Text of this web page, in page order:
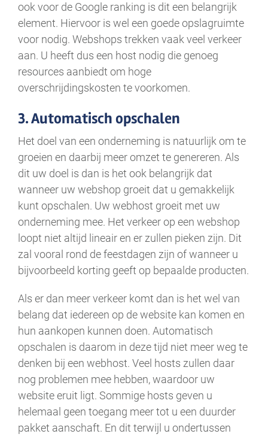
ook voor de Google ranking is dit een belangrijk
element. Hiervoor is wel een goede opslagruimte
voor nodig. Webshops trekken vaak veel verkeer
aan. U heeft dus een host nodig die genoeg
resources aanbiedt om hoge
overschrijdingskosten te voorkomen.
3. Automatisch opschalen
Het doel van een onderneming is natuurlijk om te
groeien en daarbij meer omzet te genereren. Als
dit uw doel is dan is het ook belangrijk dat
wanneer uw webshop groeit dat u gemakkelijk
kunt opschalen. Uw webhost groeit met uw
onderneming mee. Het verkeer op een webshop
loopt niet altijd lineair en er zullen pieken zijn. Dit
zal vooral rond de feestdagen zijn of wanneer u
bijvoorbeeld korting geeft op bepaalde producten.
Als er dan meer verkeer komt dan is het wel van
belang dat iedereen op de website kan komen en
hun aankopen kunnen doen. Automatisch
opschalen is daarom in deze tijd niet meer weg te
denken bij een webhost. Veel hosts zullen daar
nog problemen mee hebben, waardoor uw
website eruit ligt. Sommige hosts geven u
helemaal geen toegang meer tot u een duurder
pakket aanschaft. En dit terwijl u ondertussen